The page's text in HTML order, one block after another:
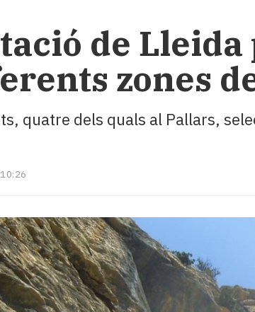
de
zones
quatre dels quals al Pallars,